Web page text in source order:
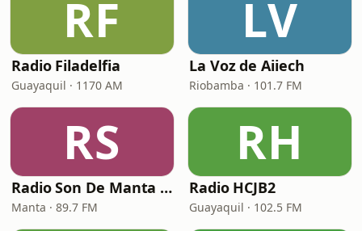
RF
Radio Filadelfia
Guayaquil · 1170 AM
LV
La Voz de Aiiech
Riobamba · 101.7 FM
RS
Radio Son De Manta 89.7 FM
Manta · 89.7 FM
RH
Radio HCJB2
Guayaquil · 102.5 FM